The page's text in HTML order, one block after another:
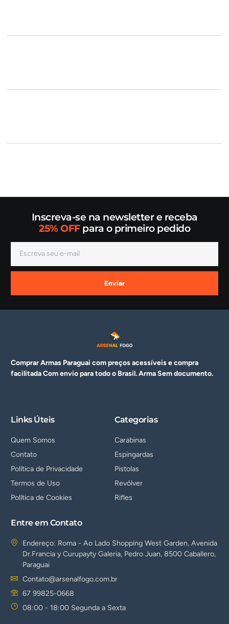
Inscreva-se na newsletter e receba
25% OFFpara o primeiro pedido
Enviar
Comprar Armas Paraguai com preços acessíveis e compra
facilitada Com envio para todo o Brasil. ArmaSem documento.
Links Úteis
Quem Somos
Contato
Política de Privacidade
Termos de Uso
Política de Cookies
Categorias
Carabinas
Espingardas
Pistolas
Revólver
Rifles
Entre em Contato
Endereço: Roma - Ao Lado Shopping West Garden, Avenida
Dr.Francia y Curupayty Galeria, Pedro Juan, 8500 Caballero,
Paraguai
Contato@arsenalfogo.com.br
67 99825-0668
08:00 - 18:00 Segunda a Sexta